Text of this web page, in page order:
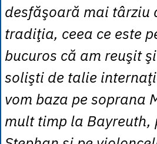
desfăşoară mai târziu
tradiţia, ceea ce este
bucuros că am reuşit
solişti de talie
vom baza pe soprana
mult timp la Bayreuth,